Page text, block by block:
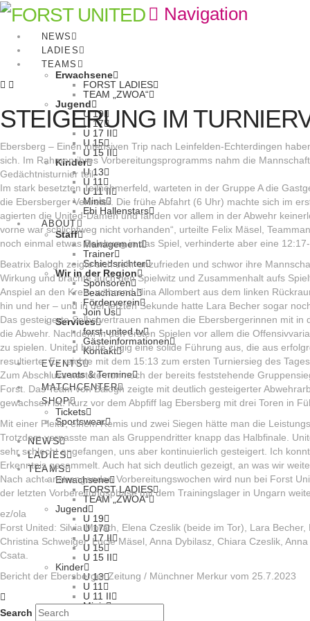
Navigation
NEWS
LADIES
TEAMS
Erwachsene
FORST LADIES
TEAM „ZWOA“
Jugend
U 19
U 17
U 17 II
U 15
U 15 II
Kinder
U 13
U 11
U 11 II
Minis
Ebi Hallenstars
ABOUT
Staff
Management
Trainer
Schiedsrichter
Wir in der Region
Sponsoren
Beacharena
Förderverein
Join Us
Services
forst-united.tv
Gästeinformationen
Kontakt
EVENTS
Events & Termine
MATCHCENTER
SHOP
Tickets
Sportswear
NEWS
LADIES
TEAMS
Erwachsene
FORST LADIES
TEAM „ZWOA“
Jugend
U 19
U 17
U 17 II
U 15
U 15 II
Kinder
U 13
U 11
U 11 II
Minis
STEIGERUNG IM
Ebersberg – Einen intensiven Trip nach Leinfelden-Echterdingen
sich. Im Rahmen ihres Vorbereitungsprogramms nahm die
Gedächtnisturnier teil.
Im stark besetzten Teilnehmerfeld, warteten in der Gruppe A die
die Ebersberger Vertreter. Die frühe Abfahrt (6 Uhr) machte sich im
agierten die United-Damen und fanden vor allem in der Abwehr
vorne war schlichtweg nicht vorhanden“, urteilte Felix Mäsel,
noch einmal etwas Belebung in das Spiel, verhinderte aber eine
Beatrix Balogh zeigte sich sehr unzufrieden und schwor ihre
Wirkung und brachte auch den Spielwitz und Zusammenhalt aufs
Anspiel an den Kreis, während Nina Allombert aus dem linken
hin und her – und in der letzten Sekunde hatte Lara Becher sogar
Das gesteigerte Selbstvertrauen nahmen die Ebersbergerinnen mit
die Abwehr. Nachdem in den ersten Spielen vor allem die
zu spielen. United baute zügig eine solide Führung aus, die aus
resultierte. Es reichte mit dem 15:13 zum ersten Turniersieg des Tages.
Zum Abschluss wartete nun noch der bereits feststehende
Forst. Das Team von Balogh zeigte mit deutlich gesteigerter
gewachsen ist. Kurz vor dem Abpfiff lag Ebersberg mit drei Toren in
Mit einer Pleite, einem Remis und zwei Siegen hätte man die
Trotzdem verpasste man als Gruppendritter knapp das Halbfinale.
sehr schlecht angefangen, uns aber kontinuierlich gesteigert. Ich
Erkenntnis gesammelt. Auch hat sich deutlich gezeigt, an was wir
Nach acht anstrengenden Vorbereitungswochen wird nun bei Forst
der letzten Vorbereitungsphase mit dem Trainingslager in Ungarn
ez/ola
Forst United: Silvia Morath, Elena Czeslik (beide im Tor), Lara
Christina Schweiger, Lucie Mäsel, Anna Dybilasz, Chiara Czeslik,
Csata.
Bericht der Ebersberger Zeitung / Münchner Merkur vom 25.7.2023
Search